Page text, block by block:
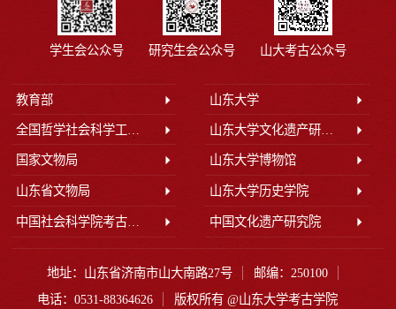
学生会公众号 研究生会公众号 山大考古公众号
教育部 山东大学
山东大学文化遗产研究院
国家文物局 山东大学博物馆
山东省文物局 山东大学历史学院
中国社会科学院考古研究所 中国文化遗产研究院
地址：山东省济南市山大南路27号
邮编：250100
电话：0531-88364626
版权所有 @山东大学考古学院